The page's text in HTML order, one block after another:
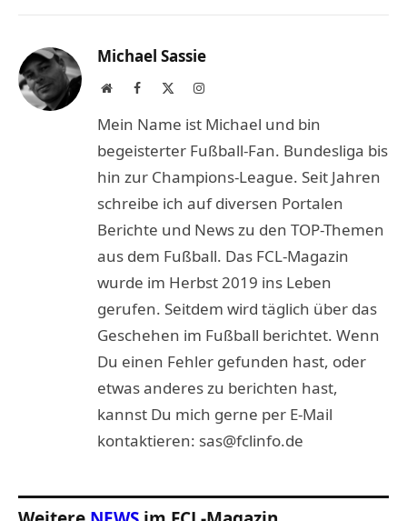
Michael Sassie
WebsiteFacebook Instagram
Mein Name ist Michael und bin
begeisterter Fußball-Fan. Bundesliga bis
hin zur Champions-League. Seit Jahren
schreibe ich auf diversen Portalen
Berichte und News zu den TOP-Themen
aus dem Fußball. Das FCL-Magazin
wurde im Herbst 2019 ins Leben
gerufen. Seitdem wird täglich über das
Geschehen im Fußball berichtet. Wenn
Du einen Fehler gefunden hast, oder
etwas anderes zu berichten hast,
kannst Du mich gerne per E-Mail
kontaktieren: sas@fclinfo.de